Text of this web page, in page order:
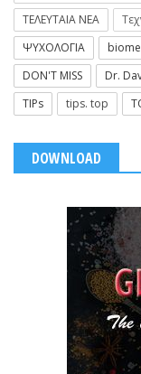
ΤΕΛΕΥΤΑΙΑ ΝΕΑ
ΨΥΧΟΛΟΓΙΑ
DON'T MISS
Dr.
TIPs
tips. top
DOWNLOAD